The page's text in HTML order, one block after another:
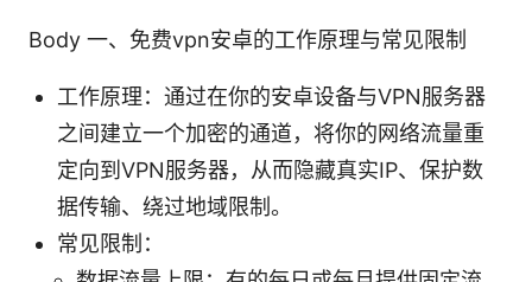
Body 一、免费vpn安卓的工作原理与常见限制
工作原理：通过在你的安卓设备与VPN服务器
之间建立一个加密的通道，将你的网络流量重
定向到VPN服务器，从而隐藏真实IP、保护数
据传输、绕过地域限制。
常见限制：